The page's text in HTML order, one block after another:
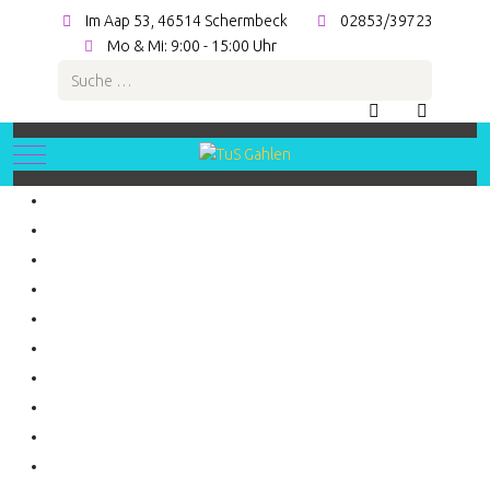
Im Aap 53, 46514 Schermbeck
02853/39723
Mo & Mi: 9:00 - 15:00 Uhr
Suchen
Mobile Menu Toggle